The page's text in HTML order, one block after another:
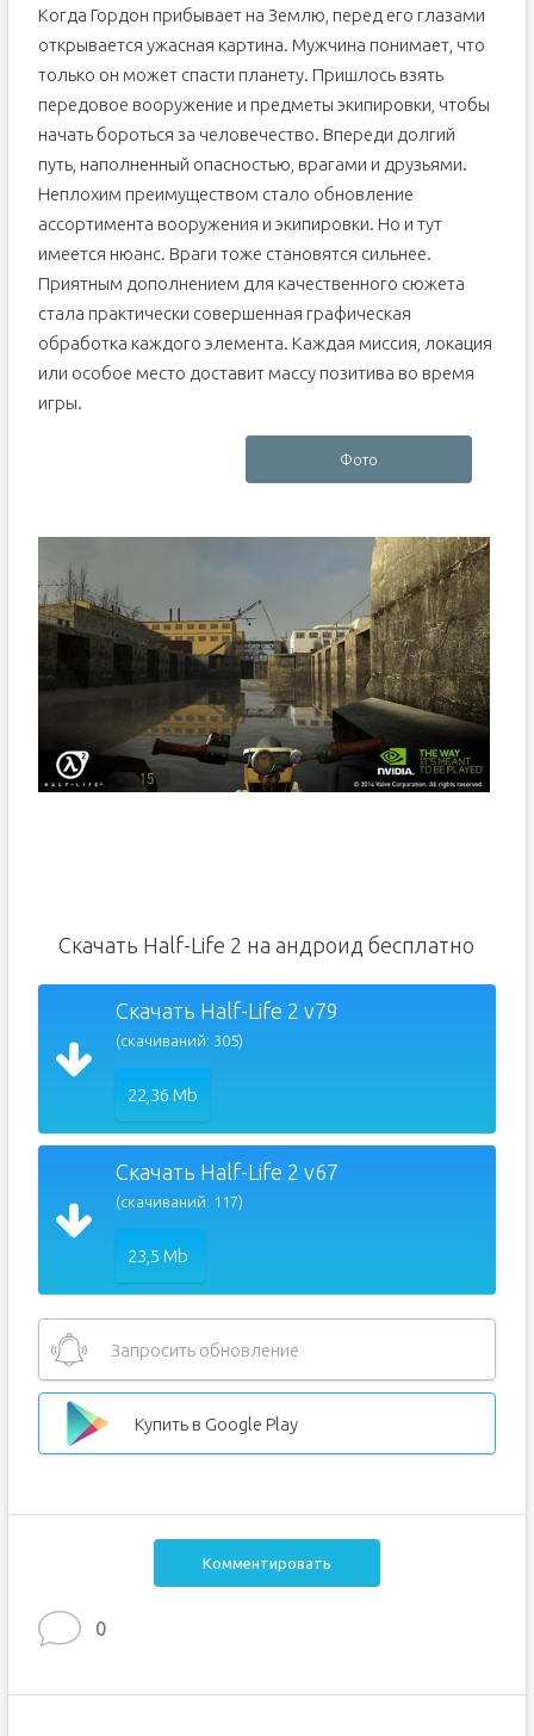
Когда Гордон прибывает на Землю, перед его глазами
открывается ужасная картина. Мужчина понимает, что
только он может спасти планету. Пришлось взять
передовое вооружение и предметы экипировки, чтобы
начать бороться за человечество. Впереди долгий
путь, наполненный опасностью, врагами и друзьями.
Неплохим преимуществом стало обновление
ассортимента вооружения и экипировки. Но и тут
имеется нюанс. Враги тоже становятся сильнее.
Приятным дополнением для качественного сюжета
стала практически совершенная графическая
обработка каждого элемента. Каждая миссия, локация
или особое место доставит массу позитива во время
игры.
Фото
Скачать Half-Life 2 на андроид бесплатно
Скачать Half-Life 2 v79
(скачиваний: 305)
22,36 Mb
Скачать Half-Life 2 v67
(скачиваний: 117)
23,5 Mb
Запросить обновление
Купить в Google Play
Комментировать
0